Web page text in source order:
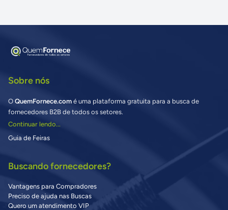
Sobre nós
O QuemFornece.com é uma plataforma gratuita para a busca de
fornecedores B2B de todos os setores.
Continuar lendo...
Guia de Feiras
Buscando fornecedores?
Vantagens para Compradores
Preciso de ajuda nas Buscas
Quero um atendimento VIP